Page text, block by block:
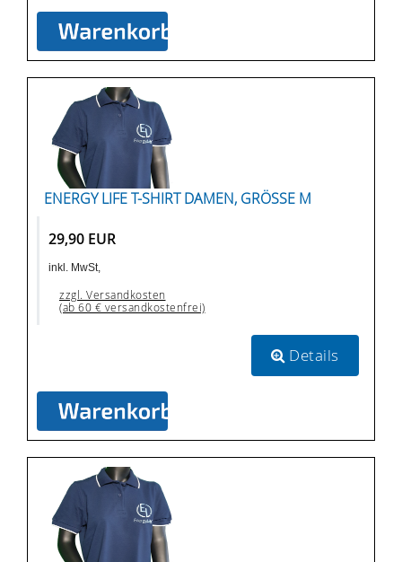
ENERGY LIFE T-SHIRT DAMEN, GRÖSSE M
29,90 EUR
inkl. MwSt,
zzgl. Versandkosten
(ab 60 € versandkostenfrei)
Details